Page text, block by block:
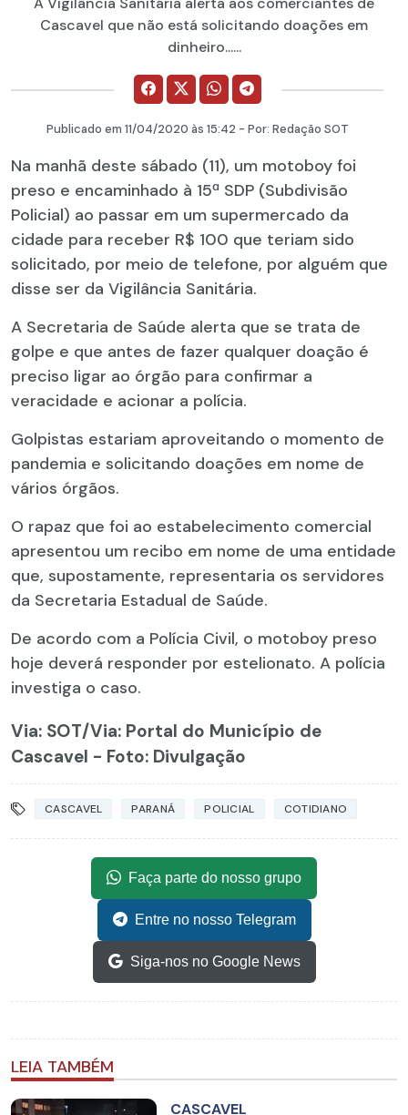
Cascavel que não está solicitando doações em
dinheiro......
Publicado em 11/04/2020 às 15:42 - Por: Redação SOT
Na manhã deste sábado (11), um motoboy foi
preso e encaminhado à 15ª SDP (Subdivisão
Policial) ao passar em um supermercado da
cidade para receber R$ 100 que teriam sido
solicitado, por meio de telefone, por alguém que
disse ser da Vigilância Sanitária.
A Secretaria de Saúde alerta que se trata de
golpe e que antes de fazer qualquer doação é
preciso ligar ao órgão para confirmar a
veracidade e acionar a polícia.
Golpistas estariam aproveitando o momento de
pandemia e solicitando doações em nome de
vários órgãos.
O rapaz que foi ao estabelecimento comercial
apresentou um recibo em nome de uma entidade
que, supostamente, representaria os servidores
da Secretaria Estadual de Saúde.
De acordo com a Polícia Civil, o motoboy preso
hoje deverá responder por estelionato. A polícia
investiga o caso.
Via: SOT/Via: Portal do Município de
Cascavel - Foto: Divulgação
CASCAVEL PARANÁ POLICIAL COTIDIANO
Faça parte do nosso grupo
Entre no nosso Telegram
Siga-nos no Google News
LEIA TAMBÉM
CASCAVEL